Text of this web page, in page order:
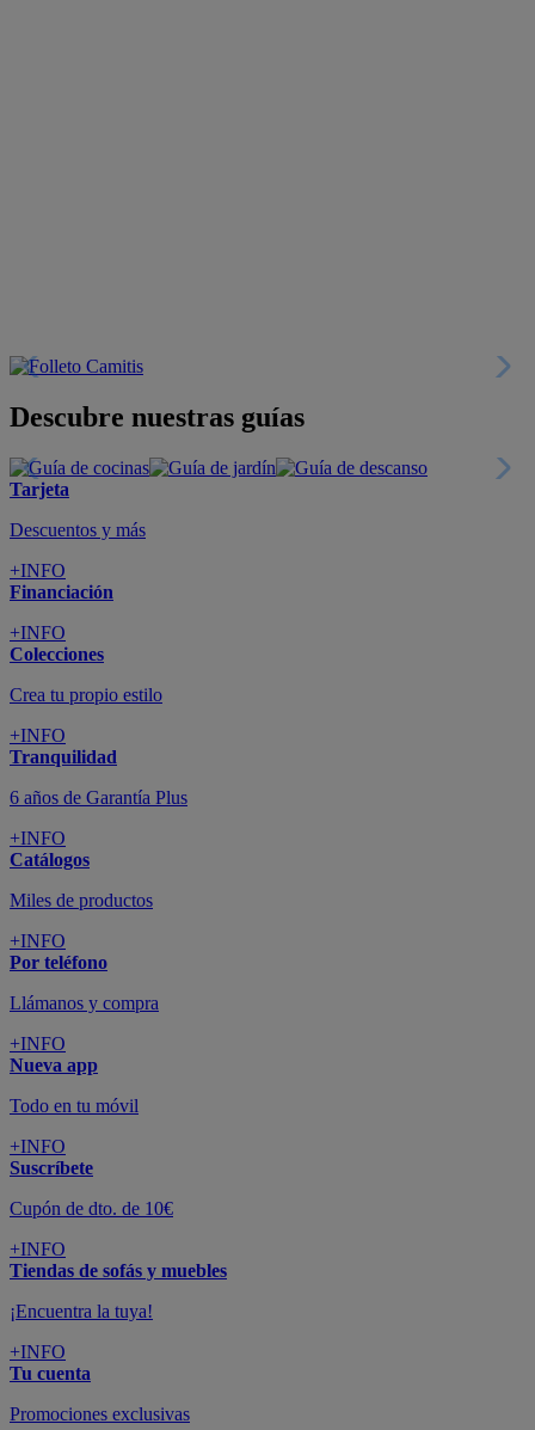
Descubre nuestras guías
Tarjeta
Descuentos y más
+INFO
Financiación
+INFO
Colecciones
Crea tu propio estilo
+INFO
Tranquilidad
6 años de Garantía Plus
+INFO
Catálogos
Miles de productos
+INFO
Por teléfono
Llámanos y compra
+INFO
Nueva app
Todo en tu móvil
+INFO
Suscríbete
Cupón de dto. de 10€
+INFO
Tiendas de sofás y muebles
¡Encuentra la tuya!
+INFO
Tu cuenta
Promociones exclusivas